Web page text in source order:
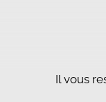
Il vous